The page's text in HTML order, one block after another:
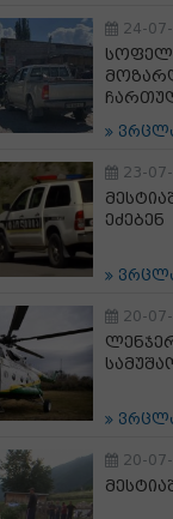
24-
სოფელ
23-
ეძებენ
20-
20-